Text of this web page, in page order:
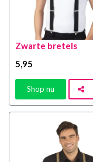
Zwarte bretels
5 ,95
Shop nu